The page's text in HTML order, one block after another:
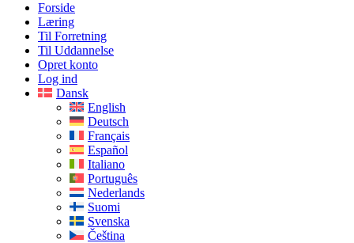
Forside
Læring
Til Forretning
Til Uddannelse
Opret konto
Log ind
Dansk
English
Deutsch
Français
Español
Italiano
Português
Nederlands
Suomi
Svenska
Čeština